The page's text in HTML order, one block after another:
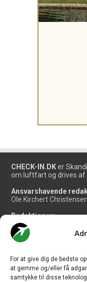
For at give dig de bedste
at gemme og/eller få
samtykke til disse
CHECK-IN.DK er
om luftfart og drives af
Ansvarshavende
Ole Kirchert Christensen
Redaktionen:
Christian Granhøj
Henrik Baumgarten
Danny Longhi Andreasen
Salg og jobannoncer: